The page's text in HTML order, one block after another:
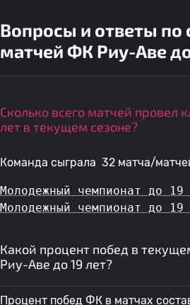
Вопросы и ответы по
матчей ФК Риу-Аве
Сколько всего матчей провел
лет в текущем сезоне?
Команда сыграла 32 матча/
Молодежный чемпионат до 19
Молодежный чемпионат до 19
Какой процент побед в
Риу-Аве до 19 лет?
Процент побед ФК в матчах